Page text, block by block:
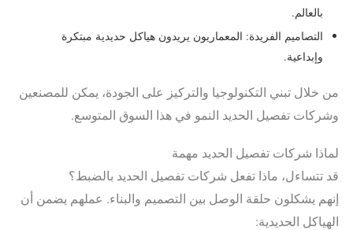
بالعالم.
التصاميم الفريدة: المعماريون يريدون هياكل حديدية مبتكرة
وإبداعية.
من خلال تبني التكنولوجيا والتركيز على الجودة، يمكن للمصنعين
وشركات تفصيل الحديد النمو في هذا السوق المتوسع.
لماذا شركات تفصيل الحديد مهمة
قد تتساءل، ماذا تفعل شركات تفصيل الحديد بالضبط؟
إنهم يشكلون حلقة الوصل بين التصميم والبناء. عملهم يضمن أن
الهياكل الحديدية: